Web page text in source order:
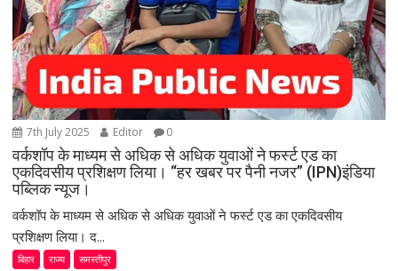
7th July 2025 Editor 0
वर्कशॉप के माध्यम से अधिक से अधिक युवाओं ने फर्स्ट एड का
एकदिवसीय प्रशिक्षण लिया। “हर खबर पर पैनी नजर” (IPN)इंडिया
पब्लिक न्यूज।
वर्कशॉप के माध्यम से अधिक से अधिक युवाओं ने फर्स्ट एड का एकदिवसीय
प्रशिक्षण लिया। द...
बिहार राज्य समस्तीपुर